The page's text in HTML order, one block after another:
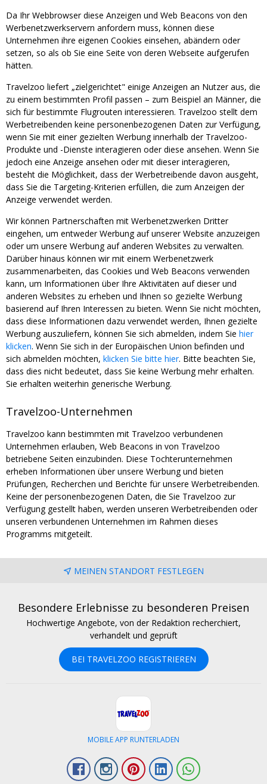
Da Ihr Webbrowser diese Anzeigen und Web Beacons von den
Werbenetzwerkservern anfordern muss, können diese
Unternehmen ihre eigenen Cookies einsehen, abändern oder
setzen, so als ob Sie eine Seite von deren Webseite aufgerufen
hätten.
Travelzoo liefert „zielgerichtet" einige Anzeigen an Nutzer aus, die
zu einem bestimmten Profil passen – zum Beispiel an Männer, die
sich für bestimmte Flugrouten interessieren. Travelzoo stellt dem
Werbetreibenden keine personenbezogenen Daten zur Verfügung,
wenn Sie mit einer gezielten Werbung innerhalb der Travelzoo-
Produkte und -Dienste interagieren oder diese ansehen. Wenn Sie
jedoch eine Anzeige ansehen oder mit dieser interagieren,
besteht die Möglichkeit, dass der Werbetreibende davon ausgeht,
dass Sie die Targeting-Kriterien erfüllen, die zum Anzeigen der
Anzeige verwendet werden.
Wir können Partnerschaften mit Werbenetzwerken Dritter
eingehen, um entweder Werbung auf unserer Website anzuzeigen
oder um unsere Werbung auf anderen Websites zu verwalten.
Darüber hinaus können wir mit einem Werbenetzwerk
zusammenarbeiten, das Cookies und Web Beacons verwenden
kann, um Informationen über Ihre Aktivitäten auf dieser und
anderen Websites zu erheben und Ihnen so gezielte Werbung
basierend auf Ihren Interessen zu bieten. Wenn Sie nicht möchten,
dass diese Informationen dazu verwendet werden, Ihnen gezielte
Werbung auszuliefern, können Sie sich abmelden, indem Sie hier
klicken. Wenn Sie sich in der Europäischen Union befinden und
sich abmelden möchten, klicken Sie bitte hier. Bitte beachten Sie,
dass dies nicht bedeutet, dass Sie keine Werbung mehr erhalten.
Sie erhalten weiterhin generische Werbung.
Travelzoo-Unternehmen
Travelzoo kann bestimmten mit Travelzoo verbundenen
Unternehmen erlauben, Web Beacons in von Travelzoo
betriebene Seiten einzubinden. Diese Tochterunternehmen
erheben Informationen über unsere Werbung und bieten
Prüfungen, Recherchen und Berichte für unsere Werbetreibenden.
Keine der personenbezogenen Daten, die Sie Travelzoo zur
Verfügung gestellt haben, werden unseren Werbetreibenden oder
unseren verbundenen Unternehmen im Rahmen dieses
Programms mitgeteilt.
MEINEN STANDORT FESTLEGEN
Besondere Erlebnisse zu besonderen Preisen
Hochwertige Angebote, von der Redaktion recherchiert,
verhandelt und geprüft
BEI TRAVELZOO REGISTRIEREN
MOBILE APP RUNTERLADEN
FacebookInstagramPinterestLinkedIn